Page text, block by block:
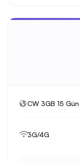
CW 3GB 15 Gün
3G/4G